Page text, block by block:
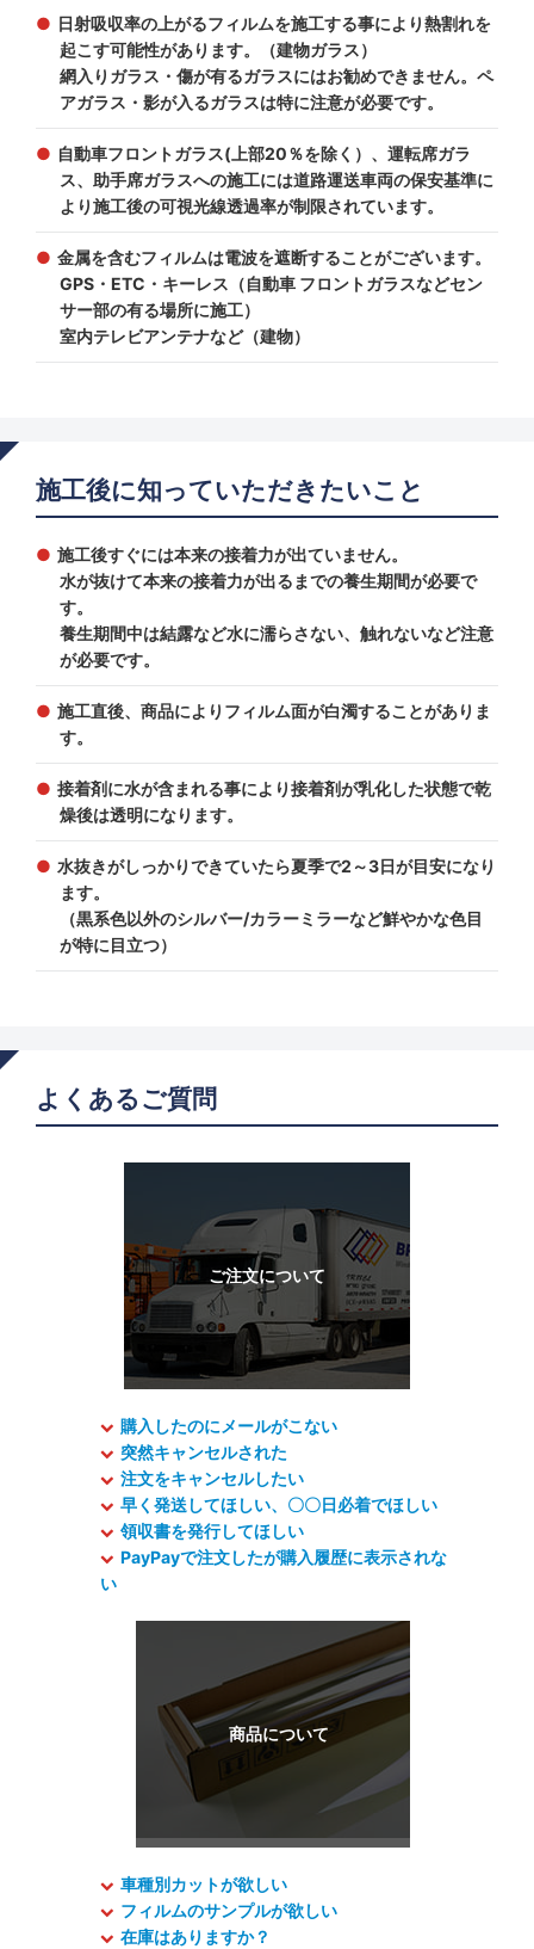
日射吸収率の上がるフィルムを施工する事により熱割れを
起こす可能性があります。（建物ガラス）
網入りガラス・傷が有るガラスにはお勧めできません。ペ
アガラス・影が入るガラスは特に注意が必要です。
自動車フロントガラス(上部20％を除く）、運転席ガラ
ス、助手席ガラスへの施工には道路運送車両の保安基準に
より施工後の可視光線透過率が制限されています。
金属を含むフィルムは電波を遮断することがございます。
GPS・ETC・キーレス（自動車 フロントガラスなどセン
サー部の有る場所に施工）
室内テレビアンテナなど（建物）
施工後に知っていただきたいこと
施工後すぐには本来の接着力が出ていません。
水が抜けて本来の接着力が出るまでの養生期間が必要で
す。
養生期間中は結露など水に濡らさない、触れないなど注意
が必要です。
施工直後、商品によりフィルム面が白濁することがありま
す。
接着剤に水が含まれる事により接着剤が乳化した状態で乾
燥後は透明になります。
水抜きがしっかりできていたら夏季で2～3日が目安になり
ます。
（黒系色以外のシルバー/カラーミラーなど鮮やかな色目
が特に目立つ）
よくあるご質問
購入したのにメールがこない
突然キャンセルされた
注文をキャンセルしたい
早く発送してほしい、〇〇日必着でほしい
領収書を発行してほしい
PayPayで注文したが購入履歴に表示されな
い
車種別カットが欲しい
フィルムのサンプルが欲しい
在庫はありますか？